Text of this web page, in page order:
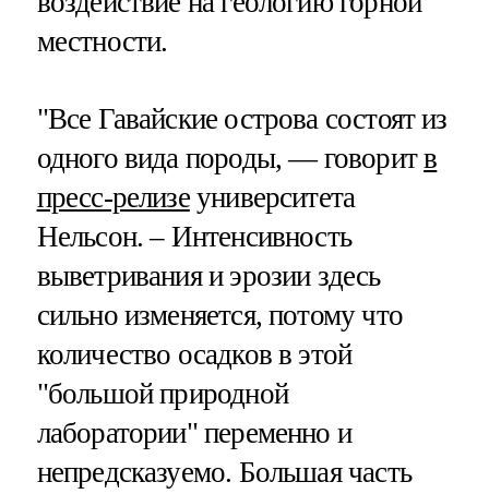
местности.
"Все Гавайские острова состоят из
одного вида породы, — говоритв
пресс-релизеуниверситета
Нельсон. – Интенсивность
выветривания и эрозии здесь
сильно изменяется, потому что
количество осадков в этой
"большой природной
лаборатории" переменно и
непредсказуемо. Большая часть